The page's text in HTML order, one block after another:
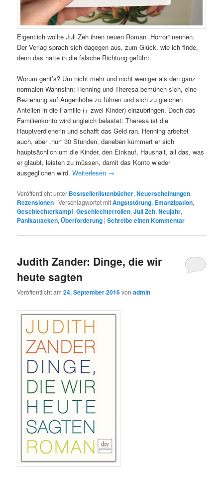
Eigentlich wollte Juli Zeh ihren neuen Roman „Horror“ nennen.
Der Verlag sprach sich dagegen aus, zum Glück, wie ich finde,
denn das hätte in die falsche Richtung geführt.
Worum geht’s? Um nicht mehr und nicht weniger als den ganz
normalen Wahnsinn: Henning und Theresa bemühen sich, eine
Beziehung auf Augenhöhe zu führen und sich zu gleichen
Anteilen in die Familie (+ zwei Kinder) einzubringen. Doch das
Familienkonto wird ungleich belastet: Theresa ist die
Hauptverdienerin und schafft das Geld ran. Henning arbeitet
auch, aber „nur“ 30 Stunden, daneben kümmert er sich
hauptsächlich um die Kinder, den Einkauf, Haushalt, all das, was
er glaubt, leisten zu müssen, damit das Konto wieder
ausgeglichen wird.Weiterlesen →
Veröffentlicht unter Bestsellerlistenbücher,Neuerscheinungen,
Rezensionen |Verschlagwortet mitAngststörung, Emanzipation,
Geschlechterkampf,Geschlechterrollen,Juli Zeh,Neujahr,
Panikattacken, Überforderung |Schreibe einen Kommentar
Judith Zander: Dinge, die wir
heute sagten
Veröffentlicht am24. September 2016vonadmin